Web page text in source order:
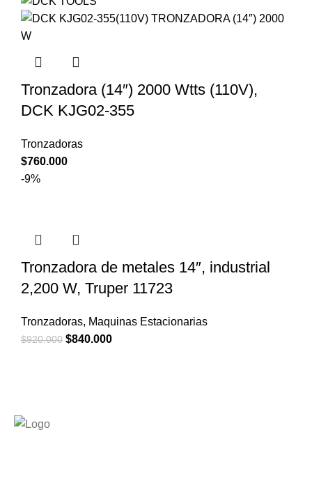
Tronzadora (14″) 2000 Wtts (110V),
DCK KJG02-355
Tronzadoras
$760.000
-9%
Tronzadora de metales 14″, industrial
2,200 W, Truper 11723
Tronzadoras, Maquinas Estacionarias
$920.000 El
$840.000El